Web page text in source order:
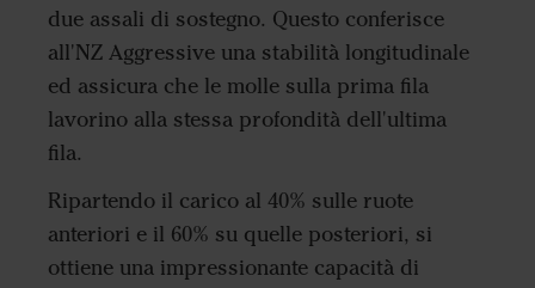
due assali di sostegno. Questo conferisce
all'NZ Aggressive una stabilità longitudinale
ed assicura che le molle sulla prima fila
lavorino alla stessa profondità dell'ultima
fila.
Ripartendo il carico al 40% sulle ruote
anteriori e il 60% su quelle posteriori, si
ottiene una impressionante capacità di